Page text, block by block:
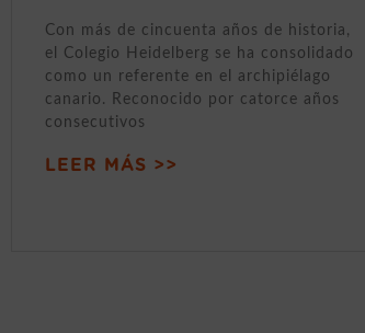
Con más de cincuenta años de historia,
el Colegio Heidelberg se ha consolidado
como un referente en el archipiélago
canario. Reconocido por catorce años
consecutivos
LEER MÁS >>